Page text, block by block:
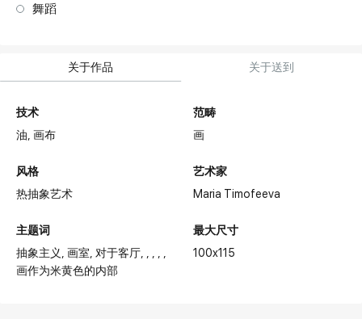
关于作品 关于送到
技术
油,画布
风格
热抽象艺术
主题词
抽象主义 画室 对于客厅
画作为米黄色的内部
范畴
画
艺术家
Maria Timofeeva
最大尺寸
100x115
舞蹈